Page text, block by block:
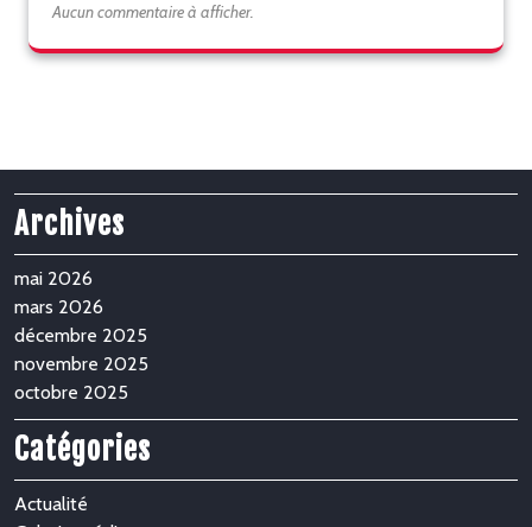
Aucun commentaire à afficher.
Archives
mai 2026
mars 2026
décembre 2025
novembre 2025
octobre 2025
Catégories
Actualité